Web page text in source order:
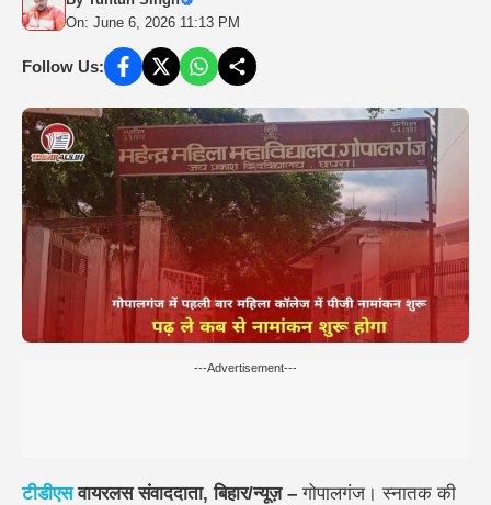
On: June 6, 2026 11:13 PM
Follow Us:
---Advertisement---
टीडीएसवायरलस संवाददाता, बिहार/न्यूज़ – गोपालगंज। स्नातक की